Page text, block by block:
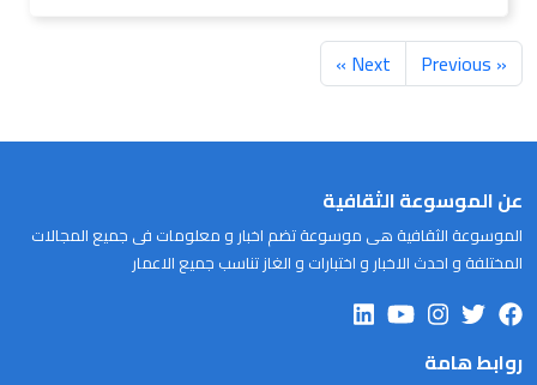
« Previous
Next »
عن الموسوعة الثقافية
الموسوعة الثقافية هى موسوعة تضم اخبار و معلومات فى جميع المجالات
المختلفة و احدث الاخبار و اختبارات و الغاز تناسب جميع الاعمار
روابط هامة